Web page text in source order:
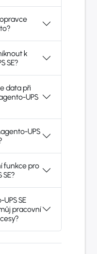
k
SE?
data při
UPS
UPS
funkce pro
SE
pracovní